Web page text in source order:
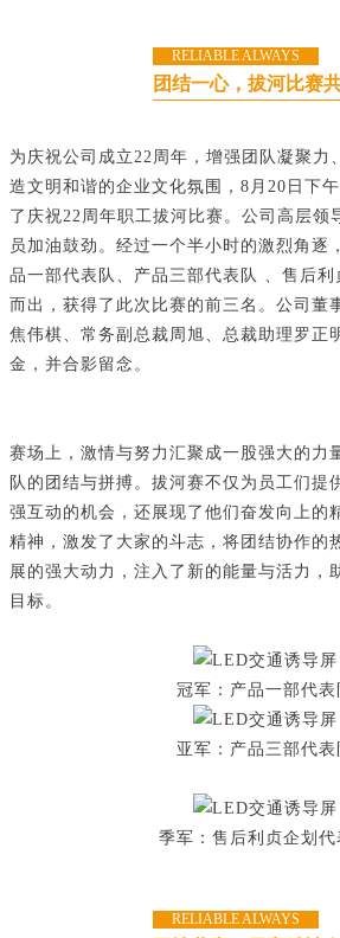
RELIABLE ALWAYS
团结一心，拔河比赛
为庆祝公司成立22周年，增强团队凝聚力
造文明和谐的企业文化氛围，8月20日下
了庆祝22周年职工拔河比赛。公司高层领
员加油鼓劲。经过一个半小时的激烈角逐
品一部代表队、产品三部代表队 、售后
而出，获得了此次比赛的前三名。公司董
焦伟棋、常务副总裁周旭、总裁助理罗正
金，并合影留念。
赛场上，激情与努力汇聚成一股强大的力
队的团结与拼搏。拔河赛不仅为员工们提
强互动的机会，还展现了他们奋发向上的
精神，激发了大家的斗志，将团结协作的
展的强大动力，注入了新的能量与活力，
目标。
冠军：产品一部代表
亚军：产品三部代表
季军：售后利贞企划代
RELIABLE ALWAYS